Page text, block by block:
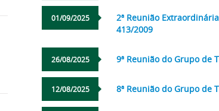
01/09/2025
2ª Reunião
413/2009
26/08/2025 9ª Reunião do Grupo de
12/08/2025 8ª Reunião do Grupo de